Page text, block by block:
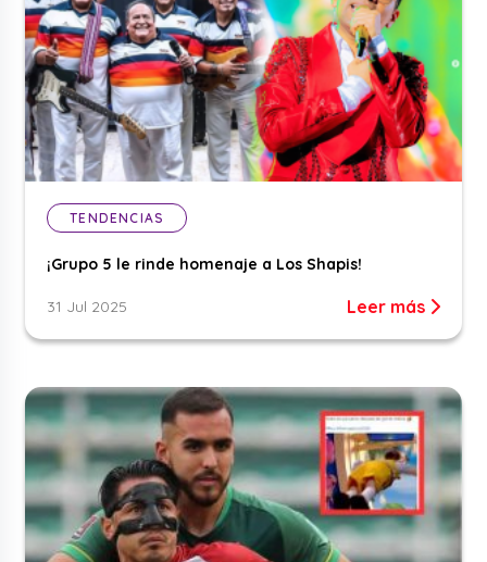
TENDENCIAS
¡Grupo 5 le rinde homenaje a Los Shapis!
31 Jul 2025 Leer más